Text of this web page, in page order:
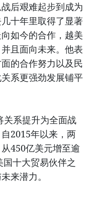
后艰难起步到成为
十年里取得了显著
如今的合作，越美
且面向未来。他表
的合作努力以及民
系更强劲发展铺平
关系提升为全面战
2015年以来，两
450亿美元增至逾
十大贸易伙伴之
来潜力。